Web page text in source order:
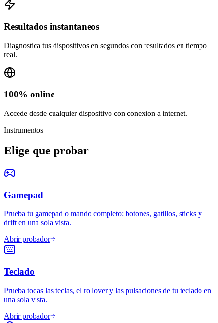
Resultados instantaneos
Diagnostica tus dispositivos en segundos con resultados en tiempo
real.
100% online
Accede desde cualquier dispositivo con conexion a internet.
Instrumentos
Elige que probar
Gamepad
Prueba tu gamepad o mando completo: botones, gatillos, sticks y
drift en una sola vista.
Abrir probador
Teclado
Prueba todas las teclas, el rollover y las pulsaciones de tu teclado en
una sola vista.
Abrir probador